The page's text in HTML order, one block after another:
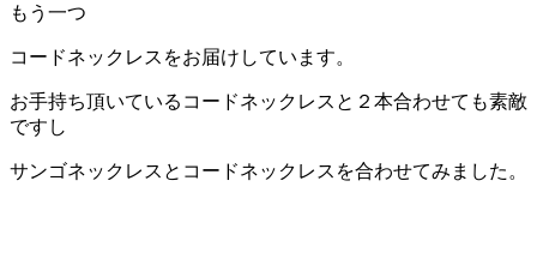
もう一つ
コードネックレスをお届けしています。
お手持ち頂いているコードネックレスと２本合わせても素敵
ですし
サンゴネックレスとコードネックレスを合わせてみました。